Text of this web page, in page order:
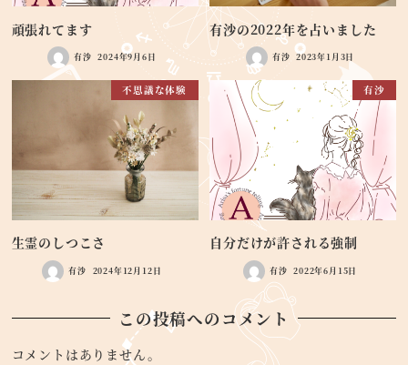
頑張れてます
有沙 2024年9月6日
有沙の2022年を占いました
有沙 2023年1月3日
不思議な体験
生霊のしつこさ
有沙 2024年12月12日
有沙
自分だけが許される強制
有沙 2022年6月15日
この投稿へのコメント
コメントはありません。